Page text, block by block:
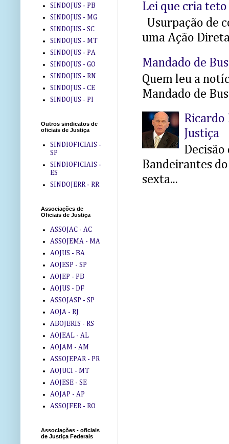
Lei que cria
Usurpação de
uma Ação
Mandado de
Quem leu a
Mandado de
Ricardo
Justiça
Decisão
Bandeirantes
sexta...
SINDOJUS - PB
SINDOJUS - MG
SINDOJUS - SC
SINDOJUS - MT
SINDOJUS - PA
SINDOJUS - GO
SINDOJUS - RN
SINDOJUS - CE
SINDOJUS - PI
Outros sindicatos de
oficiais de Justiça
SINDIOFICIAIS -
SP
SINDIOFICIAIS -
ES
SINDOJERR - RR
Associações de
Oficiais de Justiça
ASSOJAC - AC
ASSOJEMA - MA
AOJUS - BA
AOJESP - SP
AOJEP - PB
AOJUS - DF
ASSOJASP - SP
AOJA - RJ
ABOJERIS - RS
AOJEAL - AL
AOJAM - AM
ASSOJEPAR - PR
AOJUCI - MT
AOJESE - SE
AOJAP - AP
ASSOJFER - RO
Associações - oficiais
de Justiça Federais